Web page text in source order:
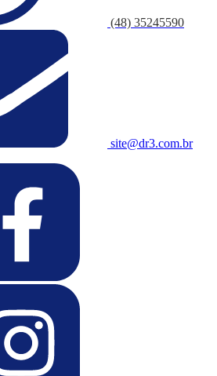
(48) 35245590
site@dr3.com.br